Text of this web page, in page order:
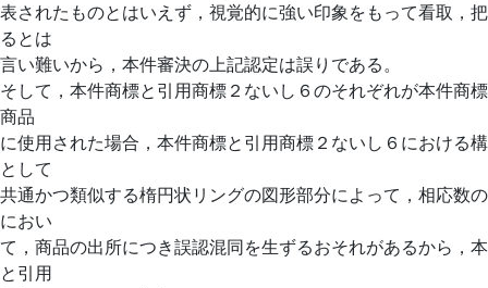
表されたものとはいえず，視覚的に強い印象をもって看取，
るとは
言い難いから，本件審決の上記認定は誤りである。
そして，本件商標と引用商標２ないし６のそれぞれが本件商
商品
に使用された場合，本件商標と引用商標２ないし６における
として
共通かつ類似する楕円状リングの図形部分によって，相応数
におい
て，商品の出所につき誤認混同を生ずるおそれがあるから，
と引用